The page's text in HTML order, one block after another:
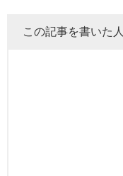
この記事を書いた人